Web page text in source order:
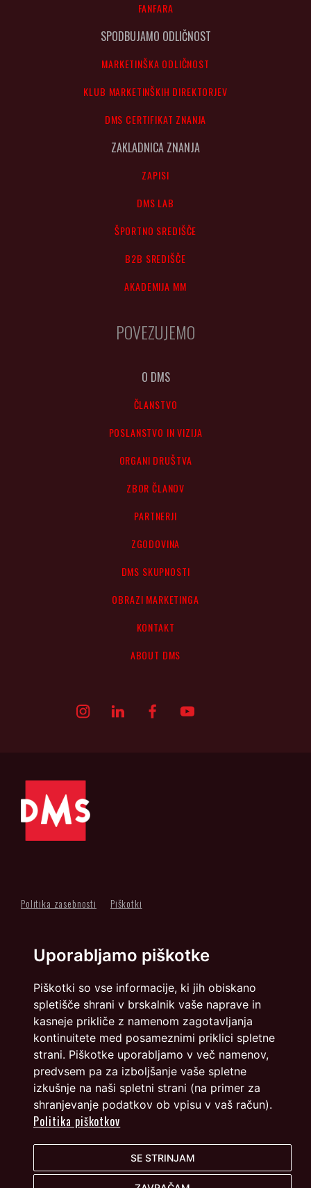
Uporabljamo piškotke
Piškotki so vse informacije, ki jih obiskano
spletišče shrani v brskalnik vaše naprave in
kasneje prikliče z namenom zagotavljanja
kontinuitete med posameznimi priklici spletne
strani. Piškotke uporabljamo v več namenov,
predvsem pa za izboljšanje vaše spletne
izkušnje na naši spletni strani (na primer za
shranjevanje podatkov ob vpisu v vaš račun).
Politika piškotkov
SE STRINJAM
FANFARA
SPODBUJAMO ODLIČNOST
MARKETINŠKA ODLIČNOST
KLUB MARKETINŠKIH DIREKTORJEV
DMS CERTIFIKAT ZNANJA
ZAKLADNICA ZNANJA
ZAPISI
DMS LAB
ŠPORTNO SREDIŠČE
B2B SREDIŠČE
AKADEMIJA MM
POVEZUJEMO
O DMS
ČLANSTVO
POSLANSTVO IN VIZIJA
ORGANI DRUŠTVA
ZBOR ČLANOV
PARTNERJI
ZGODOVINA
DMS SKUPNOSTI
OBRAZI MARKETINGA
KONTAKT
ABOUT DMS
Politika zasebnosti Piškotki
Društvo za marketing Slovenije - DMS | Dimičeva ulica 13 |
1000 Ljubljana
Načrtovanje in izvedba: Vareo